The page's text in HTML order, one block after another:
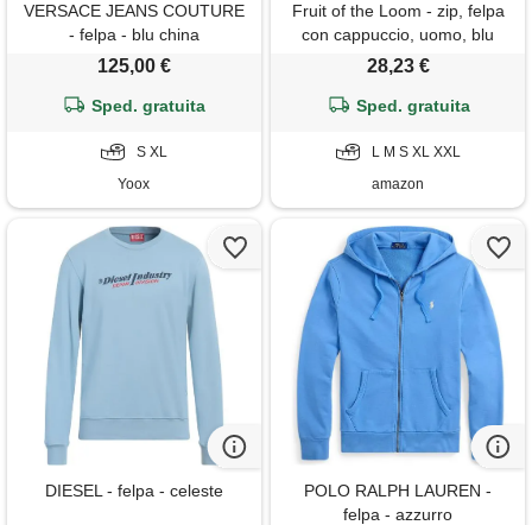
VERSACE JEANS COUTURE
- felpa - blu china
125,00 €
Sped. gratuita
S XL
Yoox
Fruit of the Loom - zip, felpa
con cappuccio, uomo, blu
(blue), small
28,23 €
Sped. gratuita
L M S XL XXL
amazon
DIESEL - felpa - celeste
POLO RALPH LAUREN -
felpa - azzurro